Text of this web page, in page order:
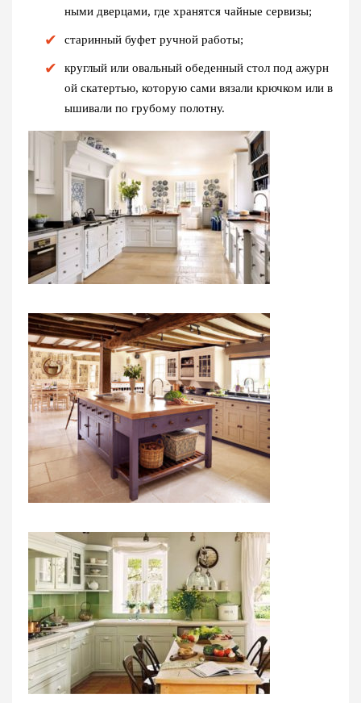
ными дверцами, где хранятся чайные сервизы;
старинный буфет ручной работы;
круглый или овальный обеденный стол под ажурн
ой скатертью, которую сами вязали крючком или в
ышивали по грубому полотну.